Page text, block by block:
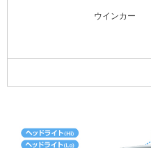
ウインカー